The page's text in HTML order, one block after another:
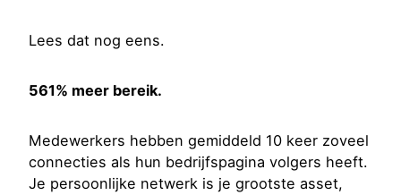
Lees dat nog eens.
561% meer bereik.
Medewerkers hebben gemiddeld 10 keer zoveel
connecties als hun bedrijfspagina volgers heeft.
Je persoonlijke netwerk is je grootste asset,